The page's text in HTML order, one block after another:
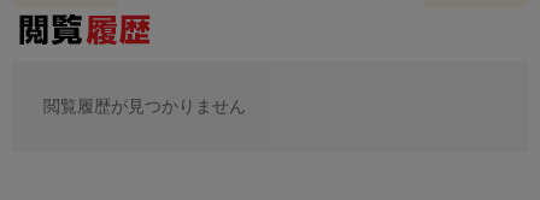
閲覧履歴が見つかりません